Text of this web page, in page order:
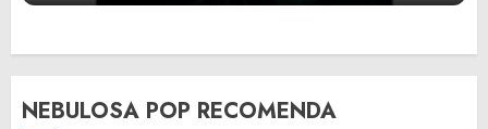
NEBULOSA POP RECOMENDA